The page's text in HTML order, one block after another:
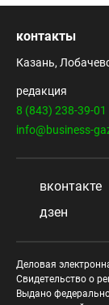
контакты
Казань,
редакция
8 (843) 238-39-01
info@business-
вконтакте
дзен
Деловая
Свидетельство о
Выдано